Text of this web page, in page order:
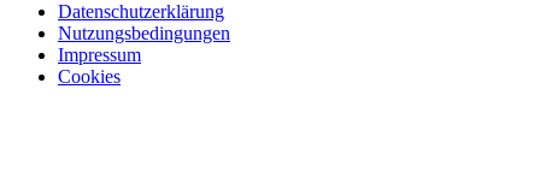
Datenschutzerklärung
Nutzungsbedingungen
Impressum
Cookies